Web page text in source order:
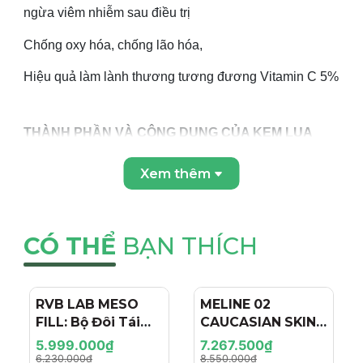
ngừa viêm nhiễm sau điều trị
Chống oxy hóa, chống lão hóa,
Hiệu quả làm lành thương tương đương Vitamin C 5%
THÀNH PHẦN VÀ CÔNG DỤNG CỦA KEM LỤA
ESSENTIALS BAUME BLANC
làm sáng, giảm rõ rệt sắc tố của các vết thâm.
sáng, kháng viêm, phục hồi tổn thương
Bio-regenerating Orchid:
tăng sinh collagen, chống
oxy hóa, chống lão hóa, làm dịu, phục hồi da.
Xem thêm
CÓ THỂ BẠN THÍCH
- 4%
RVB LAB MESO
FILL: Bộ Đôi Tái
Tạo & Nâng Cơ
Chuyên Sâu - Hiệu
5.999.000₫
6.230.000₫
MELINE 02
CAUCASIAN SKIN
DAY/NIGHT / BỘ
ĐÔI TRỊ NÁM
7.267.500₫
8.550.000₫